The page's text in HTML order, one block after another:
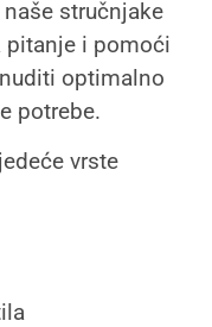
stručnjake
pitanje i pomoći
optimalno
potrebe.
vrste